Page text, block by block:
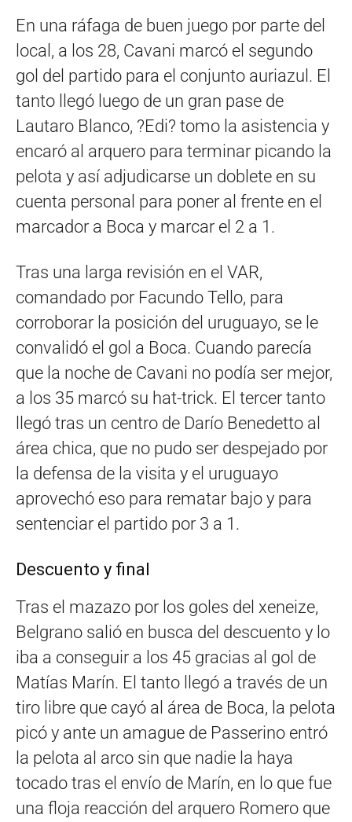
En una ráfaga de buen juego por parte del
local, a los 28, Cavani marcó el segundo
gol del partido para el conjunto auriazul. El
tanto llegó luego de un gran pase de
Lautaro Blanco, ?Edi? tomo la asistencia y
encaró al arquero para terminar picando la
pelota y así adjudicarse un doblete en su
cuenta personal para poner al frente en el
marcador a Boca y marcar el 2 a 1.
Tras una larga revisión en el VAR,
comandado por Facundo Tello, para
corroborar la posición del uruguayo, se le
convalidó el gol a Boca. Cuando parecía
que la noche de Cavani no podía ser mejor,
a los 35 marcó su hat-trick. El tercer tanto
llegó tras un centro de Darío Benedetto al
área chica, que no pudo ser despejado por
la defensa de la visita y el uruguayo
aprovechó eso para rematar bajo y para
sentenciar el partido por 3 a 1.
Descuento y final
Tras el mazazo por los goles del xeneize,
Belgrano salió en busca del descuento y lo
iba a conseguir a los 45 gracias al gol de
Matías Marín. El tanto llegó a través de un
tiro libre que cayó al área de Boca, la pelota
picó y ante un amague de Passerino entró
la pelota al arco sin que nadie la haya
tocado tras el envío de Marín, en lo que fue
una floja reacción del arquero Romero que